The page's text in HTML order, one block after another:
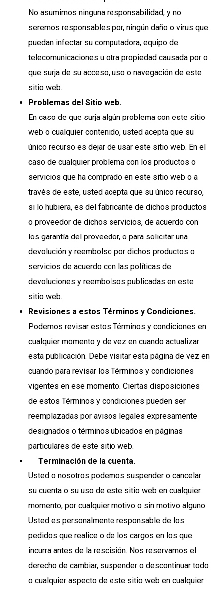
No asumimos ninguna responsabilidad, y no
seremos responsables por, ningún daño o virus que
puedan infectar su computadora, equipo de
telecomunicaciones u otra propiedad causada por o
que surja de su acceso, uso o navegación de este
sitio web.
Problemas del Sitio web.
En caso de que surja algún problema con este sitio
web o cualquier contenido, usted acepta que su
único recurso es dejar de usar este sitio web. En el
caso de cualquier problema con los productos o
servicios que ha comprado en este sitio web o a
través de este, usted acepta que su único recurso,
si lo hubiera, es del fabricante de dichos productos
o proveedor de dichos servicios, de acuerdo con
los garantía del proveedor, o para solicitar una
devolución y reembolso por dichos productos o
servicios de acuerdo con las políticas de
devoluciones y reembolsos publicadas en este
sitio web.
Revisiones a estos Términos y Condiciones.
Podemos revisar estos Términos y condiciones en
cualquier momento y de vez en cuando actualizar
esta publicación. Debe visitar esta página de vez en
cuando para revisar los Términos y condiciones
vigentes en ese momento. Ciertas disposiciones
de estos Términos y condiciones pueden ser
reemplazadas por avisos legales expresamente
designados o términos ubicados en páginas
particulares de este sitio web.
Terminación de la cuenta.
Usted o nosotros podemos suspender o cancelar
su cuenta o su uso de este sitio web en cualquier
momento, por cualquier motivo o sin motivo alguno.
Usted es personalmente responsable de los
pedidos que realice o de los cargos en los que
incurra antes de la rescisión. Nos reservamos el
derecho de cambiar, suspender o descontinuar todo
o cualquier aspecto de este sitio web en cualquier